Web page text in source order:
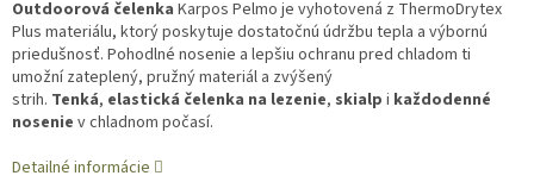
Outdoorová čelenka Karpos Pelmo je vyhotovená z ThermoDrytex
Plus materiálu, ktorý poskytuje dostatočnú údržbu tepla a výbornú
priedušnosť. Pohodlné nosenie a lepšiu ochranu pred chladom ti
umožní zateplený, pružný materiál a zvýšený
strih. Tenká, elastická čelenka na lezenie, skialp i každodenné
nosenie v chladnom počasí.
Detailné informácie